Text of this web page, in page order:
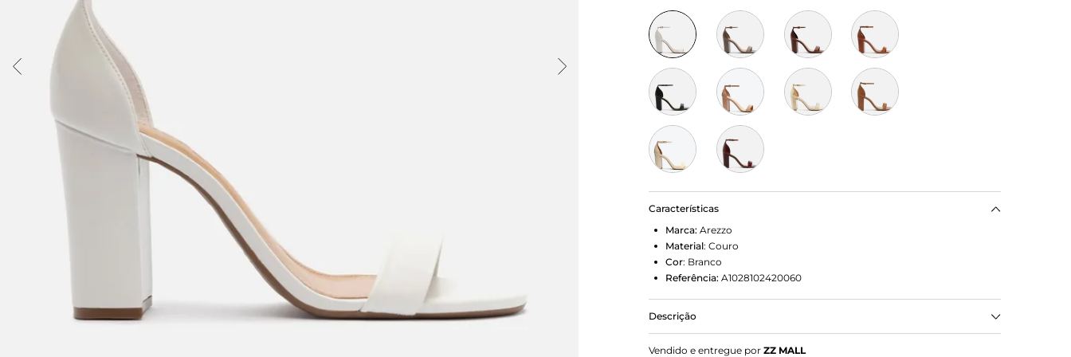
Características
Marca: Arezzo
Material: Couro
Cor: Branco
Referência: A1028102420060
Descrição
Sandália Branca Salto Alto Bloco
Vendido e entregue por ZZ MALL